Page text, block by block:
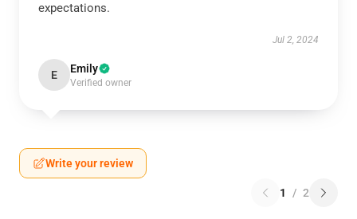
expectations.
Jul 2, 2024
E Emily
Verified owner
Write your review
1 / 2